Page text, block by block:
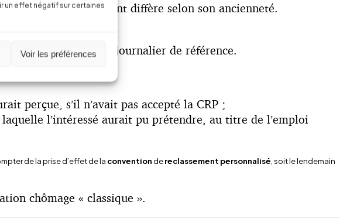
un effet négatif sur certaines
Voir les préférences
dont le montant diffère selon son ancienneté.
80 % de son salaire journalier de référence.
perçue, s’il n’avait pas accepté la CRP ;
l’intéressé aurait pu prétendre, au titre de l’emploi
de la prise d’effet de la convention dereclassement personnalisé , soit le lendemain
chômage « classique ».